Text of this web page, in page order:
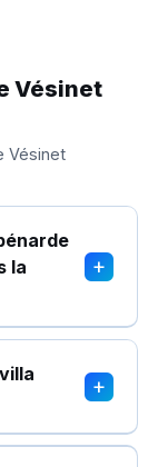
Vésinet
Vésinet
la
+
+